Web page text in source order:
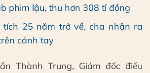
phim lậu, thu hơn 308 tỉ đồng
tích 25 năm trở về, cha nhận ra
cánh tay
Thành Trung, Giám đốc điều